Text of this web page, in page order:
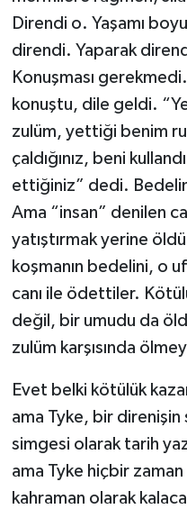
Direndi o. Yaşamı
direndi. Yaparak
Konuşması
konuştu, dile geldi.
zulüm, yettiği benim
çaldığınız, beni
ettiğiniz” dedi.
Ama “insan” denilen
yatıştırmak yerine
koşmanın bedelini, o
canı ile ödettiler.
değil, bir umudu da
zulüm karşısında
Evet belki kötülük
ama Tyke, bir
simgesi olarak tarih
ama Tyke hiçbir
kahraman olarak